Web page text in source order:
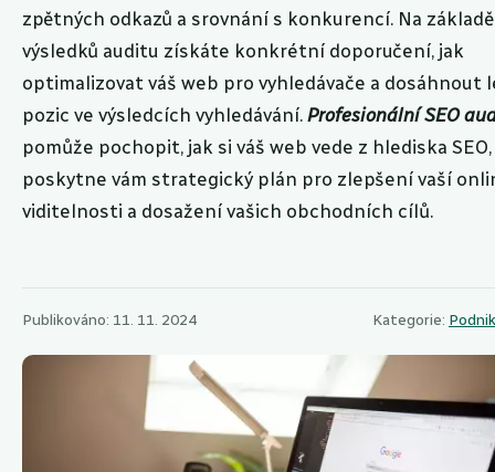
zpětných odkazů a srovnání s konkurencí. Na základě
výsledků auditu získáte konkrétní doporučení, jak
optimalizovat váš web pro vyhledávače a dosáhnout
pozic ve výsledcích vyhledávání. Profesionální SEO
pomůže pochopit, jak si váš web vede z hlediska SEO,
poskytne vám strategický plán pro zlepšení vaší
viditelnosti a dosažení vašich obchodních cílů.
Publikováno: 11. 11. 2024 Kategorie: